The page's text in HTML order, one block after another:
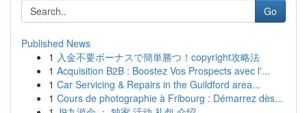
Go
Published News
1 入金不要ボーナスで簡単勝つ！copyright攻略法
1 Acquisition B2B : Boostez Vos Prospects avec l'...
1 Car Servicing & Repairs in the Guildford area...
1 Cours de photographie à Fribourg : Démarrez dès...